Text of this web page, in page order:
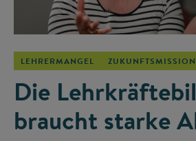
LEHRERMANGEL
Die
braucht starke